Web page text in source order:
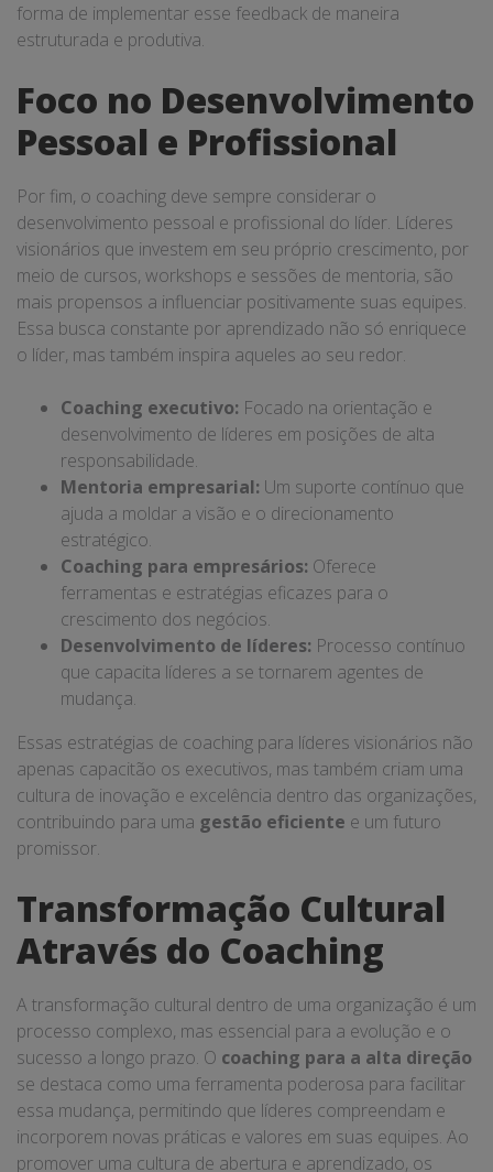
forma de implementar esse feedback de maneira
estruturada e produtiva.
Foco no Desenvolvimento
Pessoal e Profissional
Por fim, o coaching deve sempre considerar o
desenvolvimento pessoal e profissional do líder. Líderes
visionários que investem em seu próprio crescimento, por
meio de cursos, workshops e sessões de mentoria, são
mais propensos a influenciar positivamente suas equipes.
Essa busca constante por aprendizado não só enriquece
o líder, mas também inspira aqueles ao seu redor.
Coaching executivo: Focado na orientação e
desenvolvimento de líderes em posições de alta
responsabilidade.
Mentoria empresarial: Um suporte contínuo que
ajuda a moldar a visão e o direcionamento
estratégico.
Coaching para empresários: Oferece
ferramentas e estratégias eficazes para o
crescimento dos negócios.
Desenvolvimento de líderes: Processo contínuo
que capacita líderes a se tornarem agentes de
mudança.
Essas estratégias de coaching para líderes visionários não
apenas capacitão os executivos, mas também criam uma
cultura de inovação e excelência dentro das organizações,
contribuindo para uma gestão eficiente e um futuro
promissor.
Transformação Cultural
Através do Coaching
A transformação cultural dentro de uma organização é um
processo complexo, mas essencial para a evolução e o
sucesso a longo prazo. O coaching para a alta direção
se destaca como uma ferramenta poderosa para facilitar
essa mudança, permitindo que líderes compreendam e
incorporem novas práticas e valores em suas equipes. Ao
promover uma cultura de abertura e aprendizado, os